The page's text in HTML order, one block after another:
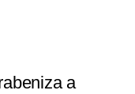
a